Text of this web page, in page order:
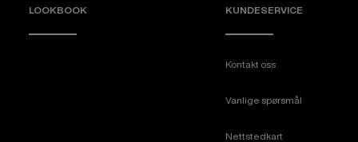
LOOKBOOK KUNDESERVICE
Kontakt oss
Vanlige spørsmål
Nettstedkart